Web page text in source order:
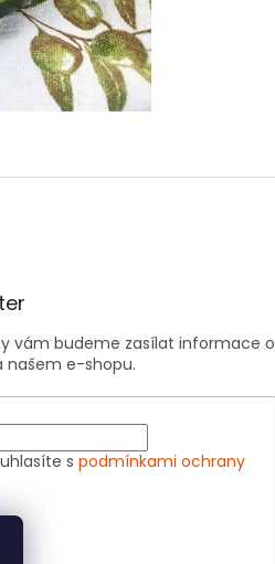
vám budeme zasílat informace o
našem e-shopu.
spodmínkami ochrany